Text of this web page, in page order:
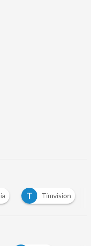
T Timvision